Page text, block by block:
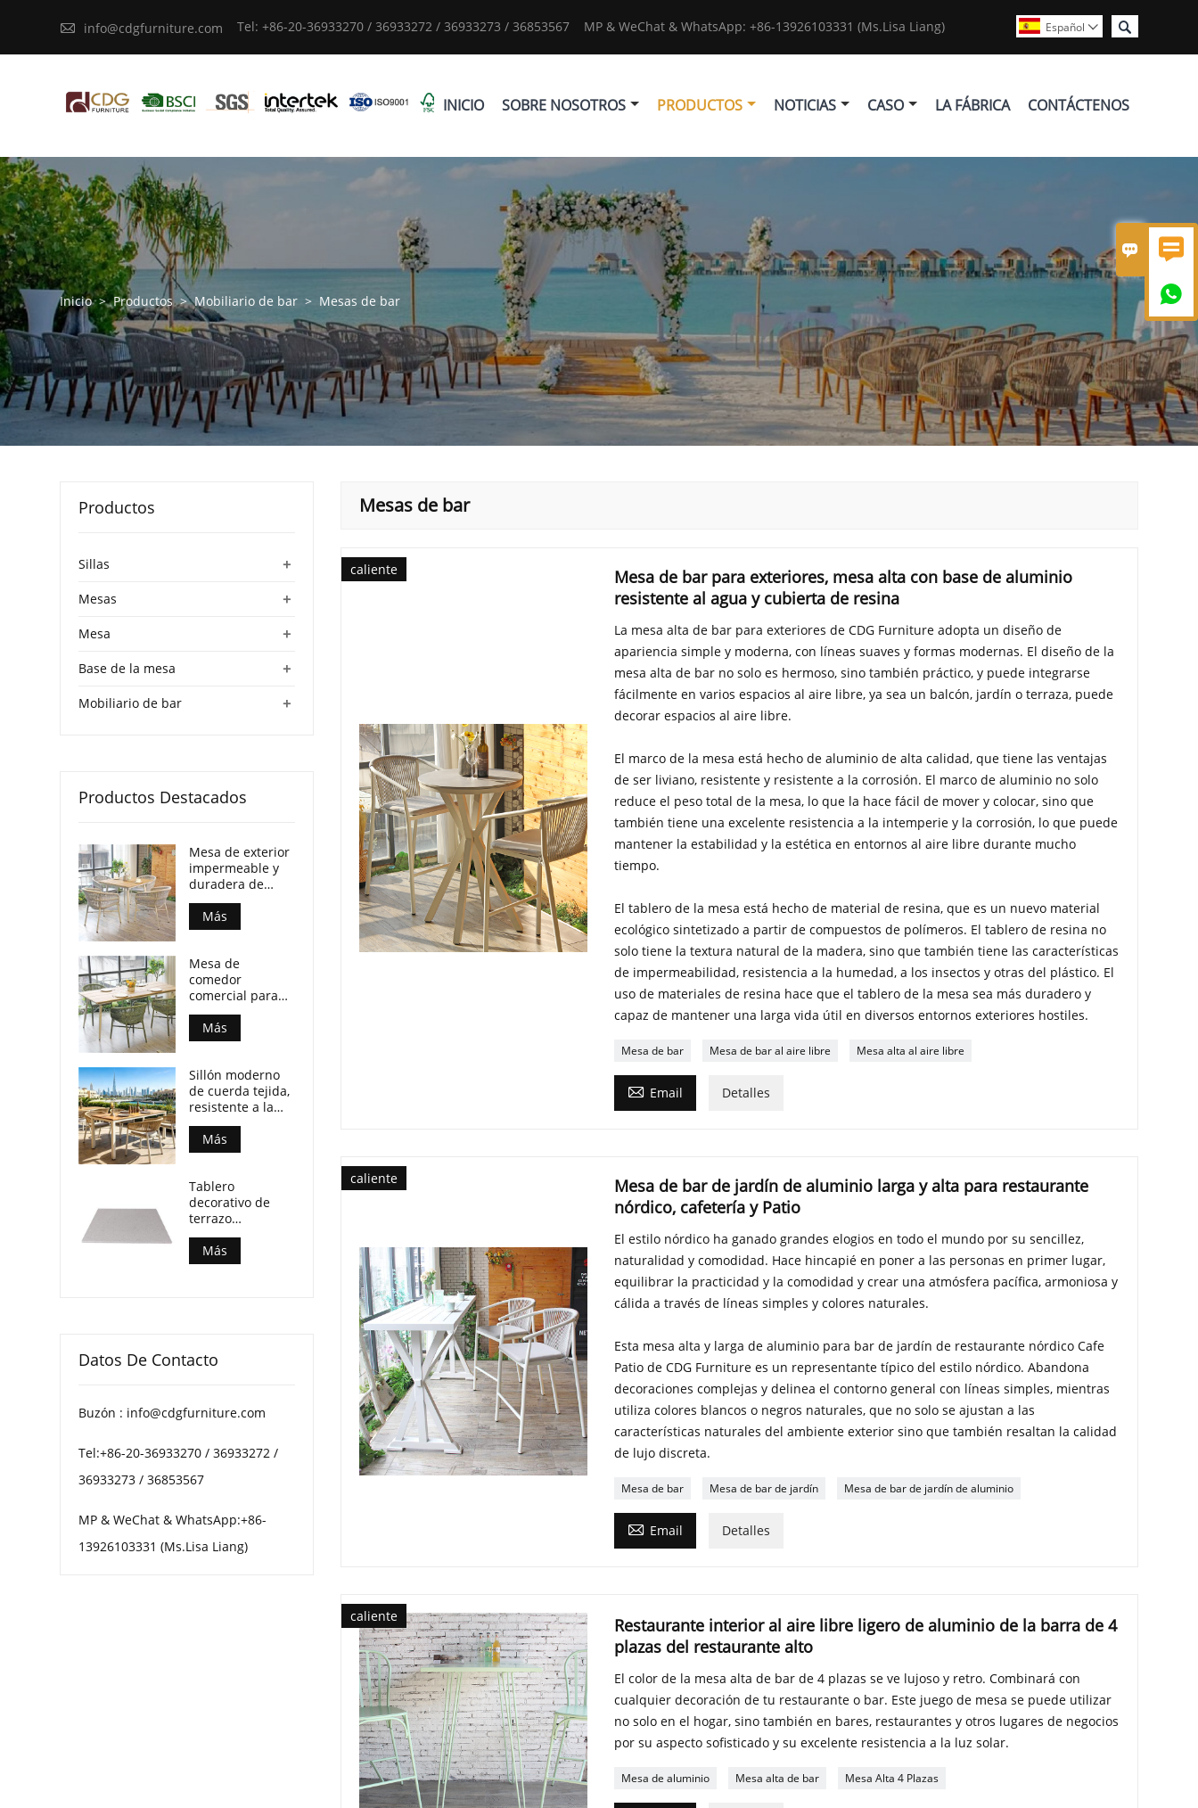
 

 info@cdgfurniture.com Tel: +86-20-36933270 / 36933272 / 36933273 / 36853567 MP & WeChat & WhatsApp: +86-13926103331 (Ms.Lisa Liang) 
Español 
INICIO SOBRE NOSOTROS PRODUCTOS NOTICIAS CASO LA FÁBRICA CONTÁCTENOS
Inicio > Productos > Mobiliario de bar > Mesas de bar
Mesas de bar
caliente
Mesa de bar para exteriores, mesa alta con base de aluminio
resistente al agua y cubierta de resina
La mesa alta de bar para exteriores de CDG Furniture adopta un diseño de
apariencia simple y moderna, con líneas suaves y formas modernas. El diseño de la
mesa alta de bar no solo es hermoso, sino también práctico, y puede integrarse
fácilmente en varios espacios al aire libre, ya sea un balcón, jardín o terraza, puede
decorar espacios al aire libre.
El marco de la mesa está hecho de aluminio de alta calidad, que tiene las ventajas
de ser liviano, resistente y resistente a la corrosión. El marco de aluminio no solo
reduce el peso total de la mesa, lo que la hace fácil de mover y colocar, sino que
también tiene una excelente resistencia a la intemperie y la corrosión, lo que puede
mantener la estabilidad y la estética en entornos al aire libre durante mucho
tiempo.
El tablero de la mesa está hecho de material de resina, que es un nuevo material
ecológico sintetizado a partir de compuestos de polímeros. El tablero de resina no
solo tiene la textura natural de la madera, sino que también tiene las características
de impermeabilidad, resistencia a la humedad, a los insectos y otras del plástico. El
uso de materiales de resina hace que el tablero de la mesa sea más duradero y
capaz de mantener una larga vida útil en diversos entornos exteriores hostiles.
Mesa de bar Mesa de bar al aire libre Mesa alta al aire libre
 Email Detalles
caliente
Mesa de bar de jardín de aluminio larga y alta para restaurante
nórdico, cafetería y Patio
El estilo nórdico ha ganado grandes elogios en todo el mundo por su sencillez,
naturalidad y comodidad. Hace hincapié en poner a las personas en primer lugar,
equilibrar la practicidad y la comodidad y crear una atmósfera pacífica, armoniosa y
cálida a través de líneas simples y colores naturales.
Esta mesa alta y larga de aluminio para bar de jardín de restaurante nórdico Cafe
Patio de CDG Furniture es un representante típico del estilo nórdico. Abandona
decoraciones complejas y delinea el contorno general con líneas simples, mientras
utiliza colores blancos o negros naturales, que no solo se ajustan a las
características naturales del ambiente exterior sino que también resaltan la calidad
de lujo discreta.
Mesa de bar Mesa de bar de jardín Mesa de bar de jardín de aluminio
 Email Detalles
caliente
Restaurante interior al aire libre ligero de aluminio de la barra de 4
plazas del restaurante alto
El color de la mesa alta de bar de 4 plazas se ve lujoso y retro. Combinará con
cualquier decoración de tu restaurante o bar. Este juego de mesa se puede utilizar
no solo en el hogar, sino también en bares, restaurantes y otros lugares de negocios
por su aspecto sofisticado y su excelente resistencia a la luz solar.
Mesa de aluminio Mesa alta de bar Mesa Alta 4 Plazas
Productos
+
Sillas
+
Mesas
+
Mesa
+
Base de la mesa
+
Mobiliario de bar
Productos Destacados
Mesa de exterior
impermeable y
duradera de
madera
contrachapada
con patas de
locales
comerciales.
Más
Mesa de
comedor
comercial para
patio, resistente
a la intemperie,
con tablero de
contrachapada y
patas de
aluminio.
Más
Sillón moderno
de cuerda tejida,
resistente a la
intemperie, para
espacios de
comedor al aire
Más
Tablero
decorativo de
terrazo
multimotas para
mesas de centro
de patio
Más
Datos De Contacto
Buzón : info@cdgfurniture.com
Tel:+86-20-36933270 / 36933272 /
36933273 / 36853567
MP & WeChat & WhatsApp:+86-
13926103331 (Ms.Lisa Liang)